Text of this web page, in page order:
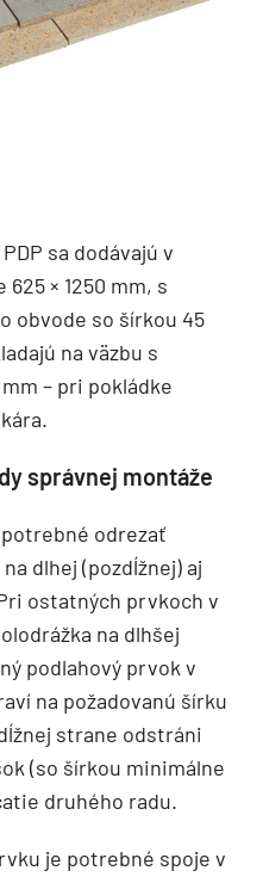
sa dodávajú v
× 1250 mm, s
obvode so šírkou 45
na väzbu s
– pri pokládke
správnej montáže
odrezať
dlhej (pozdĺžnej) aj
ostatných prvkoch v
na dlhšej
podlahový prvok v
na požadovanú šírku
strane odstráni
(so šírkou minimálne
druhého radu.
je potrebné spoje v